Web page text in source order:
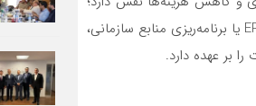
دقیقاً همان چیزی که در چارچوب حمل و نقل هوشمند تعریف می‌شود. در مقابل، سیستم ERP یا برنامه‌ریزی منابع سازمانی،
بر عهده دارد.